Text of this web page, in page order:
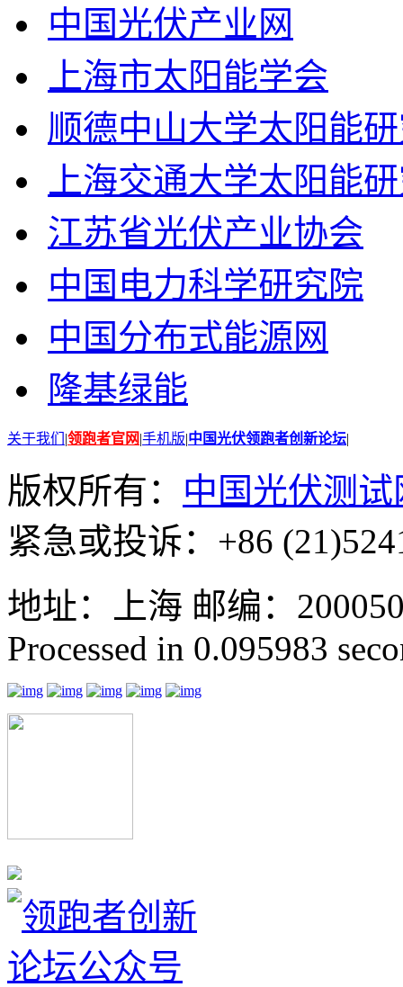
中国光伏产业网
上海市太阳能学会
顺德中山大学太阳能
上海交通大学太阳能
江苏省光伏产业协会
中国电力科学研究院
中国分布式能源网
隆基绿能
关于我们 |领跑者官网|手机版|中国光伏领跑者创新论坛|
版权所有： 中国光伏测试
紧急或投诉：+86
地址：上海 邮编：
Processed in 0.095983